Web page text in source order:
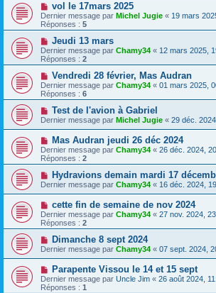
vol le 17mars 2025
Dernier message par Michel Jugie « 19 mars
Réponses : 5
Jeudi 13 mars
Dernier message par Chamy34 « 12 mars 2025,
Réponses : 2
Vendredi 28 février, Mas Audran
Dernier message par Chamy34 « 01 mars 2025,
Réponses : 6
Test de l'avion à Gabriel
Dernier message par Michel Jugie « 29 déc.
Mas Audran jeudi 26 déc 2024
Dernier message par Chamy34 « 26 déc. 2024,
Réponses : 2
Hydravions demain mardi 17
Dernier message par Chamy34 « 16 déc. 2024,
cette fin de semaine de nov 2024
Dernier message par Chamy34 « 27 nov. 2024,
Réponses : 2
Dimanche 8 sept 2024
Dernier message par Chamy34 « 07 sept. 2024,
Parapente Vissou le 14 et 15 sept
Dernier message par Uncle Jim « 26 août 2024,
Réponses : 1